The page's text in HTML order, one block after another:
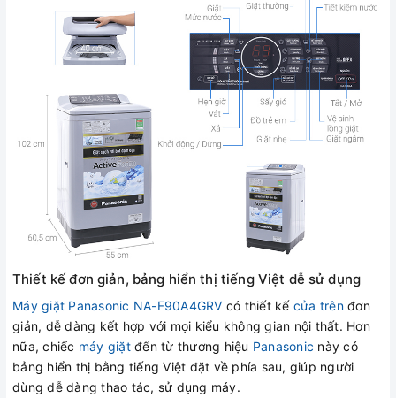
Thiết kế đơn giản, bảng hiển thị tiếng Việt dễ sử dụng
Máy giặt Panasonic NA-F90A4GRV có thiết kế cửa trênđơn
giản, dễ dàng kết hợp với mọi kiểu không gian nội thất. Hơn
nữa, chiếc máy giặtđến từ thương hiệu Panasonic này có
bảng hiển thị bằng tiếng Việt đặt về phía sau, giúp người
dùng dễ dàng thao tác, sử dụng máy.